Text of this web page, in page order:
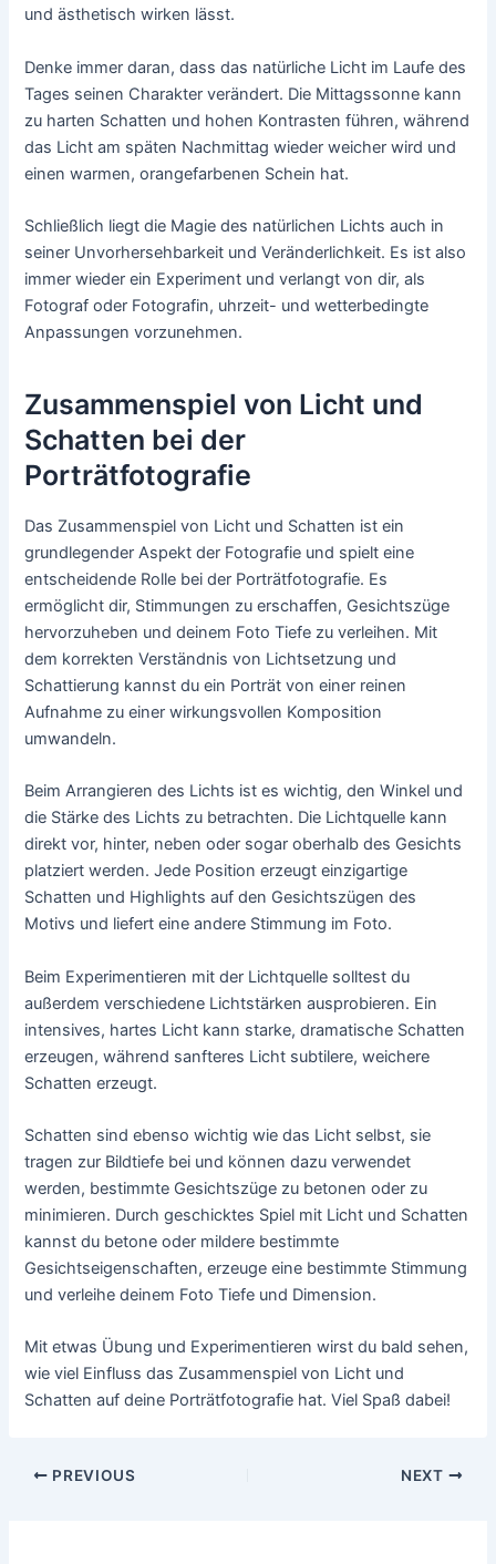
und ästhetisch wirken lässt.
Denke immer daran, dass das natürliche Licht im Laufe des
Tages seinen Charakter verändert. Die Mittagssonne kann
zu harten Schatten und hohen Kontrasten führen, während
das Licht am späten Nachmittag wieder weicher wird und
einen warmen, orangefarbenen Schein hat.
Schließlich liegt die Magie des natürlichen Lichts auch in
seiner Unvorhersehbarkeit und Veränderlichkeit. Es ist also
immer wieder ein Experiment und verlangt von dir, als
Fotograf oder Fotografin, uhrzeit- und wetterbedingte
Anpassungen vorzunehmen.
Zusammenspiel von Licht und
Schatten bei der
Porträtfotografie
Das Zusammenspiel von Licht und Schatten ist ein
grundlegender Aspekt der Fotografie und spielt eine
entscheidende Rolle bei der Porträtfotografie. Es
ermöglicht dir, Stimmungen zu erschaffen, Gesichtszüge
hervorzuheben und deinem Foto Tiefe zu verleihen. Mit
dem korrekten Verständnis von Lichtsetzung und
Schattierung kannst du ein Porträt von einer reinen
Aufnahme zu einer wirkungsvollen Komposition
umwandeln.
Beim Arrangieren des Lichts ist es wichtig, den Winkel und
die Stärke des Lichts zu betrachten. Die Lichtquelle kann
direkt vor, hinter, neben oder sogar oberhalb des Gesichts
platziert werden. Jede Position erzeugt einzigartige
Schatten und Highlights auf den Gesichtszügen des
Motivs und liefert eine andere Stimmung im Foto.
Beim Experimentieren mit der Lichtquelle solltest du
außerdem verschiedene Lichtstärken ausprobieren. Ein
intensives, hartes Licht kann starke, dramatische Schatten
erzeugen, während sanfteres Licht subtilere, weichere
Schatten erzeugt.
Schatten sind ebenso wichtig wie das Licht selbst, sie
tragen zur Bildtiefe bei und können dazu verwendet
werden, bestimmte Gesichtszüge zu betonen oder zu
minimieren. Durch geschicktes Spiel mit Licht und Schatten
kannst du betone oder mildere bestimmte
Gesichtseigenschaften, erzeuge eine bestimmte Stimmung
und verleihe deinem Foto Tiefe und Dimension.
Mit etwas Übung und Experimentieren wirst du bald sehen,
wie viel Einfluss das Zusammenspiel von Licht und
Schatten auf deine Porträtfotografie hat. Viel Spaß dabei!
Post
PREVIOUS NEXT